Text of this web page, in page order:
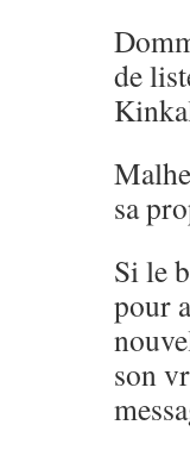
de
sa
Si le
pour
son